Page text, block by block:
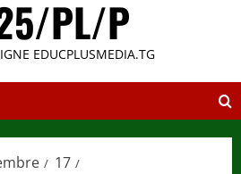
PL/P
EDUCPLUSMEDIA.TG
17